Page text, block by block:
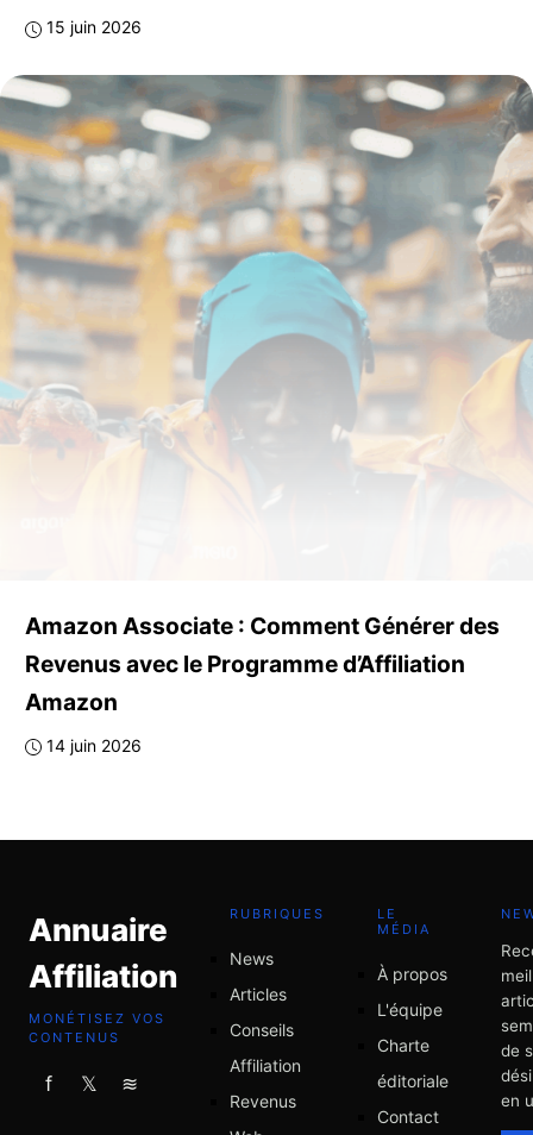
15 juin 2026
Amazon Associate : Comment Générer des
Revenus avec le Programme d’Affiliation
Amazon
14 juin 2026
Annuaire
Affiliation
MONÉTISEZ VOS
CONTENUS
f 𝕏 ≋
RUBRIQUES
News
Articles
Conseils
Affiliation
Revenus
LE
MÉDIA
À propos
L'équipe
Charte
éditoriale
Contact
de
en